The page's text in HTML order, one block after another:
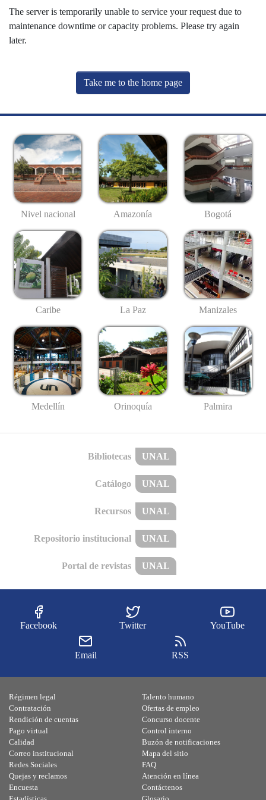
The server is temporarily unable to service your request due to
maintenance downtime or capacity problems. Please try again
later.
Take me to the home page
Nivel nacional Amazonía Bogotá
Caribe La Paz Manizales
Medellín Orinoquía Palmira
Bibliotecas UNAL
Catálogo UNAL
Recursos UNAL
Repositorio institucional UNAL
Portal de revistas UNAL
Facebook Twitter YouTube
Email RSS
Régimen legal
Contratación
Rendición de cuentas
Pago virtual
Calidad
Talento humano
Ofertas de empleo
Concurso docente
Control interno
Buzón de notificaciones
Correo institucional
Redes Sociales
Quejas y reclamos
Encuesta
Mapa del sitio
FAQ
Atención en línea
Contáctenos